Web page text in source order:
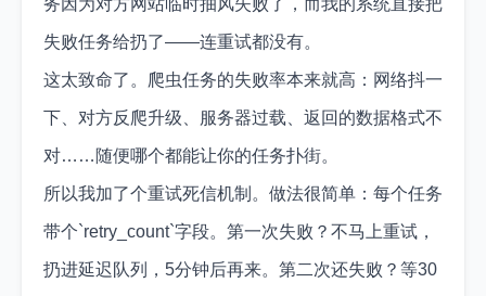
失败任务给扔了——连重试都没有。
这太致命了。爬虫任务的失败率本来就高：网络抖一
下、对方反爬升级、服务器过载、返回的数据格式不
对……随便哪个都能让你的任务扑街。
所以我加了个重试死信机制。做法很简单：每个任务
带个`retry_count`字段。第一次失败？不马上重试，
扔进延迟队列，5分钟后再来。第二次还失败？等30